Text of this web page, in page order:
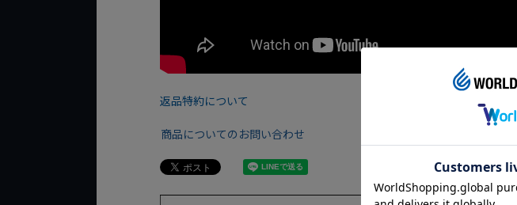
返品特約について
商品についてのお問い合わせ